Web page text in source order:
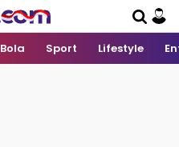
Bola Sport Lifestyle